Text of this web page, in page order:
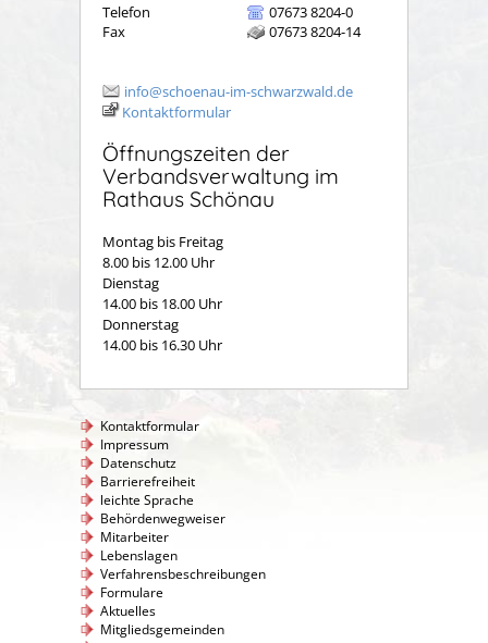
Telefon
07673 8204-0
Fax
07673 8204-14
info@schoenau-im-schwarzwald.de
Kontaktformular
Öffnungszeiten der
Verbandsverwaltung im
Rathaus Schönau
Montag bis Freitag
8.00 bis 12.00 Uhr
Dienstag
14.00 bis 18.00 Uhr
Donnerstag
14.00 bis 16.30 Uhr
Kontaktformular
Impressum
Datenschutz
Barrierefreiheit
leichte Sprache
Behördenwegweiser
Mitarbeiter
Lebenslagen
Verfahrensbeschreibungen
Formulare
Aktuelles
Mitgliedsgemeinden